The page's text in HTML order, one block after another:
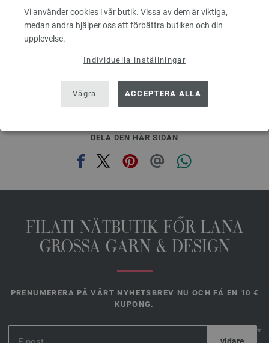
Vi använder cookies i vår butik. Vissa av dem är viktiga,
medan andra hjälper oss att förbättra butiken och din
upplevelse.
Individuella inställningar
Vägra ACCEPTERA ALLA
Tjocklek på stickor: 7 - 8
4,42 $
Exkl. Moms, plus leveranskostnader, Baspris:
prev next
DELA DEN HÄR SIDAN
FILATI NÄTBUTIK FŐR LANA
GROSSA GARN & DESIGN
PRENUMERERA PÅ VÅRT NYHETSBREV NU OCH FÅ EN 10 €
KUPONG.
*